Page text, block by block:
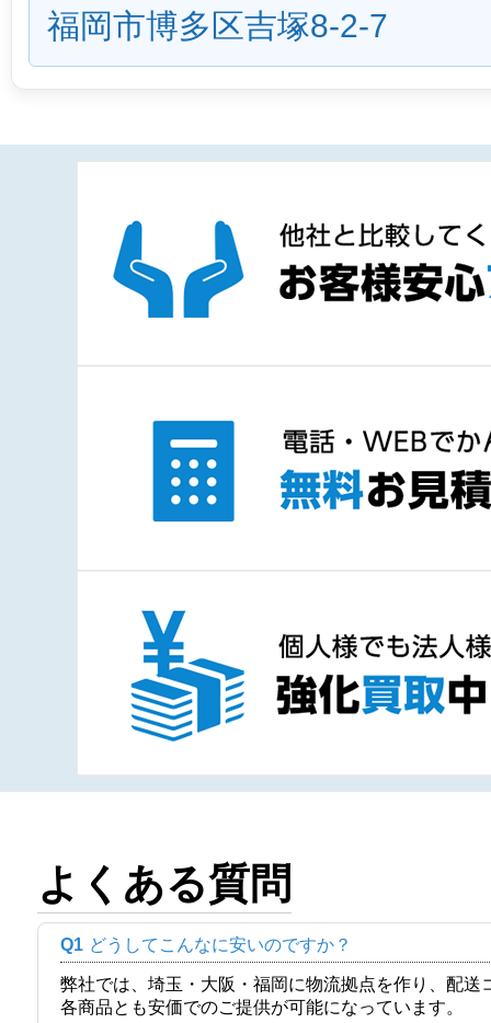
福岡市博多区吉塚8-2-7
よくある質問
Q1 どうしてこんなに安いのですか？
弊社では、埼玉・大阪・福岡に物流拠点を作り、配
各商品とも安価でのご提供が可能になっています。